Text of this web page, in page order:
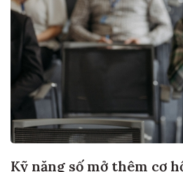
Kỹ năng số mở thêm cơ